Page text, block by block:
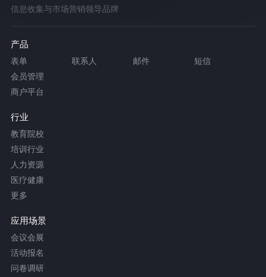
信息收集与市场营销领导品牌
产品
表单 联系人 邮件
短信
会员管理
商户平台
行业
教育院校
培训行业
人力资源
医疗健康
更多
应用场景
会议会展
活动报名
问卷调研